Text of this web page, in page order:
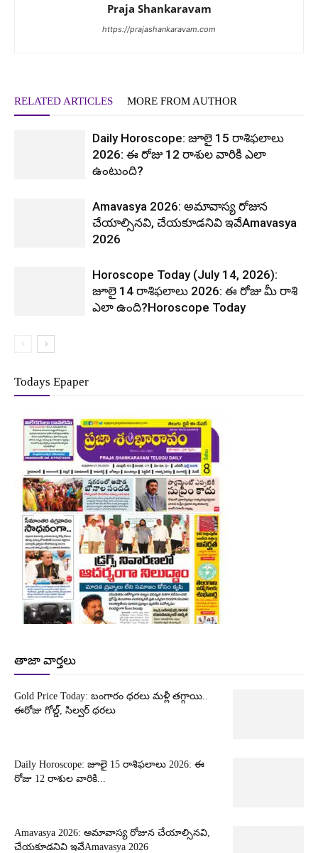
Praja Shankaravam
https://prajashankaravam.com
RELATED ARTICLES MORE FROM AUTHOR
Daily Horoscope: జూలై 15 రాశిఫలాలు
2026: ఈ రోజు 12 రాశుల వారికి ఎలా
ఉంటుంది?
Amavasya 2026: అమావాస్య రోజున
చేయాల్సినవి, చేయకూడనివి ఇవేAmavasya
2026
Horoscope Today (July 14, 2026):
జూలై 14 రాశిఫలాలు 2026: ఈ రోజు మీ రాశి
ఎలా ఉంది?Horoscope Today
Todays Epaper
తాజా వార్తలు
Gold Price Today: బంగారం ధరలు మళ్లీ తగ్గాయి..
ఈరోజు గోల్డ్, సిల్వర్ ధరలు
Daily Horoscope: జూలై 15 రాశిఫలాలు 2026: ఈ
రోజు 12 రాశుల వారికి...
Amavasya 2026: అమావాస్య రోజున చేయాల్సినవి,
చేయకూడనివి ఇవేAmavasya 2026